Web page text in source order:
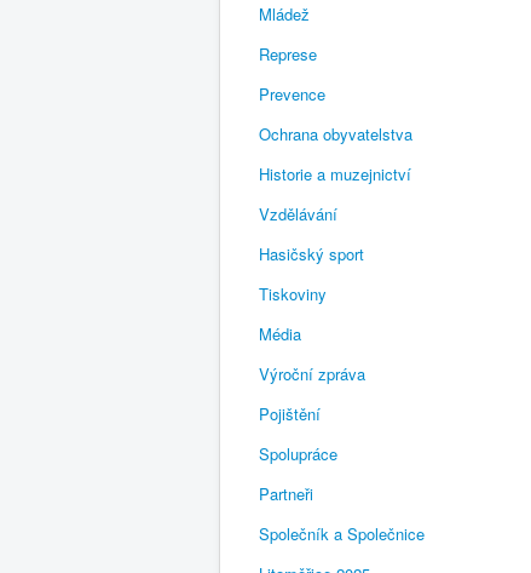
Mládež
Represe
Prevence
Ochrana obyvatelstva
Historie a muzejnictví
Vzdělávání
Hasičský sport
Tiskoviny
Média
Výroční zpráva
Pojištění
Spolupráce
Partneři
Společník a Společnice